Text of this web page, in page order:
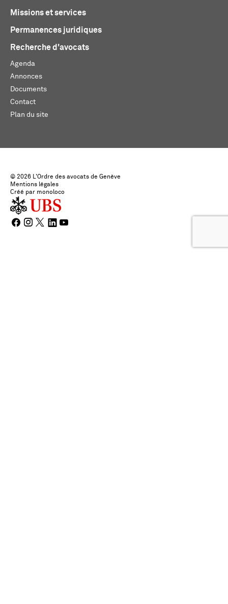
Missions et services
Permanences juridiques
Recherche d'avocats
Agenda
Annonces
Documents
Contact
Plan du site
© 2026 L'Ordre des avocats de Genève
Mentions légales
Créé par monoloco